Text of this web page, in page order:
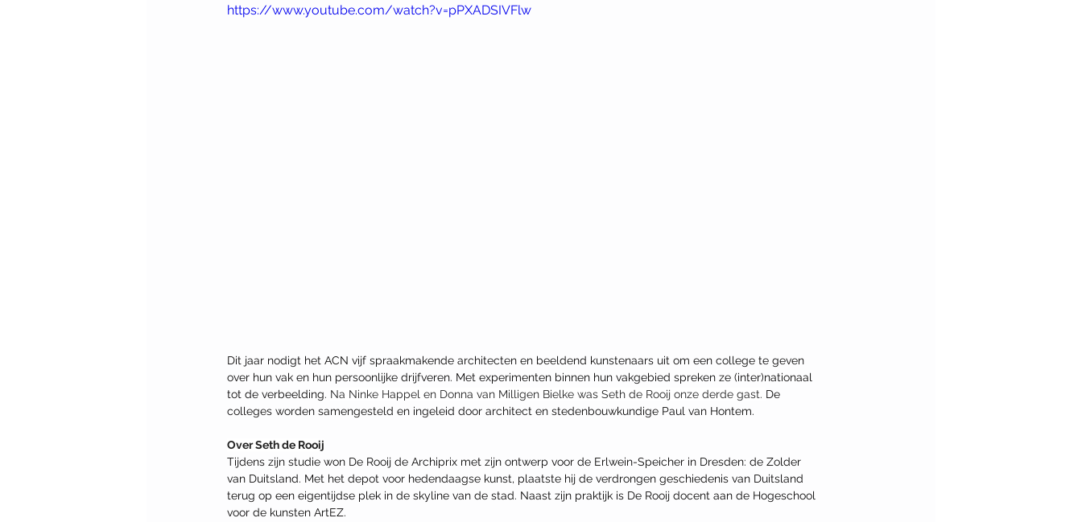
https://www.youtube.com/watch?v=pPXADSIVFlw
Dit jaar nodigt het ACN vijf spraakmakende architecten en beeldend kunstenaars uit om een college te geven
over hun vak en hun persoonlijke drijfveren. Met experimenten binnen hun vakgebied spreken ze (inter)nationaal
tot de verbeelding. Na Ninke Happel en Donna van Milligen Bielke was Seth de Rooij onze derde gast. De
colleges worden samengesteld en ingeleid door architect en stedenbouwkundige Paul van Hontem.
Over Seth de Rooij
Tijdens zijn studie won De Rooij de Archiprix met zijn ontwerp voor de Erlwein-Speicher in Dresden: de Zolder
van Duitsland. Met het depot voor hedendaagse kunst, plaatste hij de verdrongen geschiedenis van Duitsland
terug op een eigentijdse plek in de skyline van de stad. Naast zijn praktijk is De Rooij docent aan de Hogeschool
voor de kunsten ArtEZ.